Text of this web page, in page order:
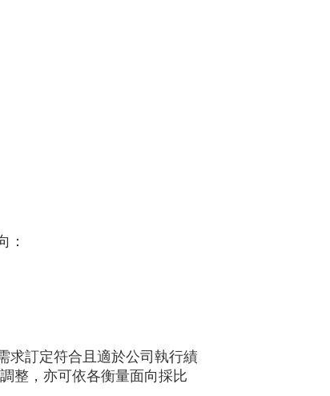
：
求訂定符合且適於公司執行績
整，亦可依各衡量面向採比